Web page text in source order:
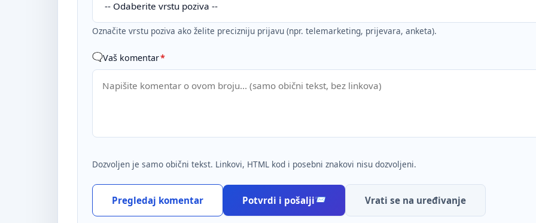
Označite vrstu poziva ako želite precizniju prijavu (npr. telemarketing, prijevara, anketa).
Vaš komentar*
Dozvoljen je samo obični tekst. Linkovi, HTML kod i posebni znakovi nisu dozvoljeni.
Pregledaj komentar Potvrdi i pošalji Vrati se na uređivanje